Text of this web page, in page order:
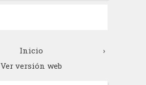
›
Inicio
Ver versión web